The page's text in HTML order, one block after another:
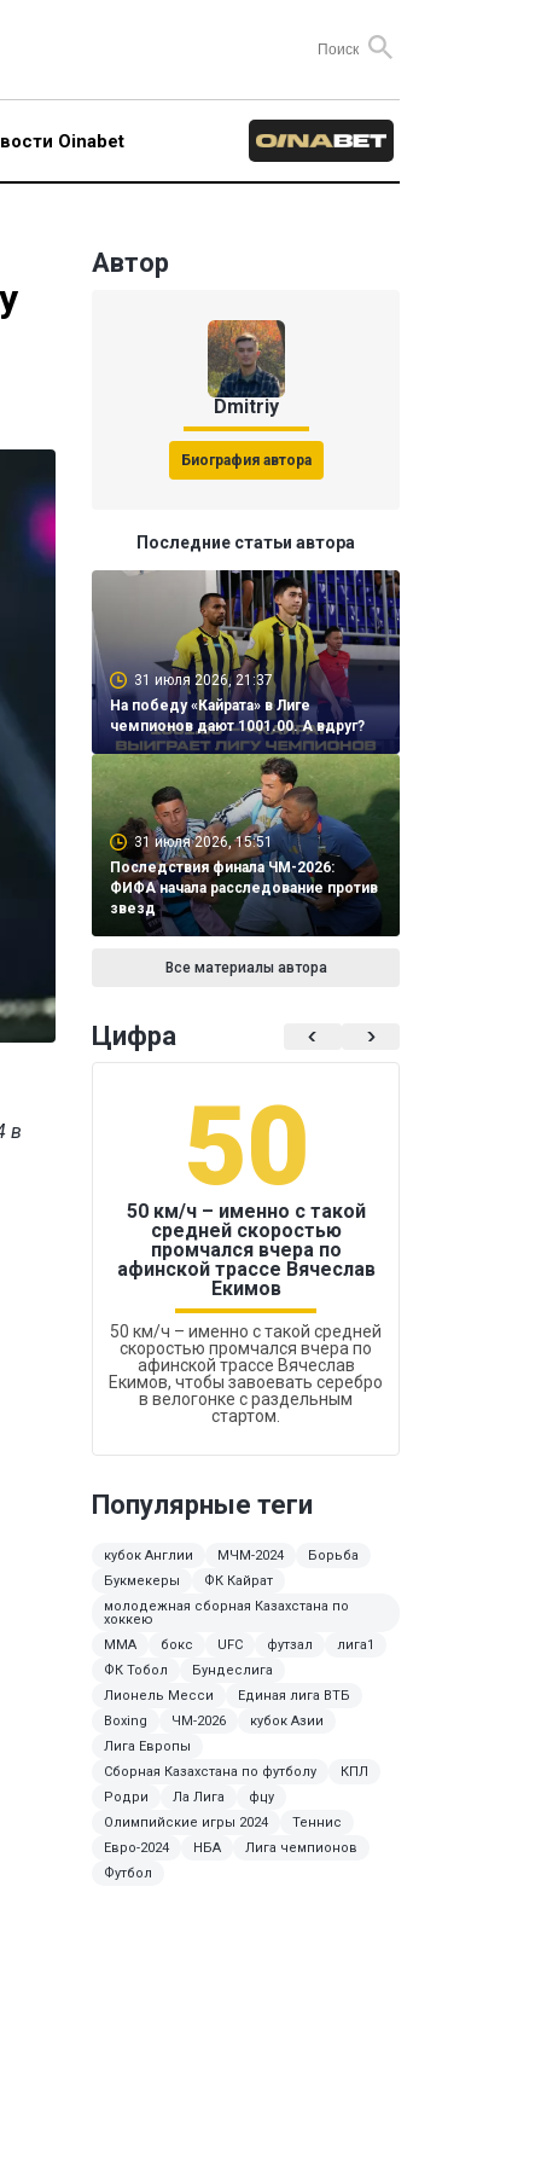
Oinabet
в
Автор
Dmitriy
Биография автора
Последние статьи автора
31 июля 2026, 21:37
На победу «Кайрата» в Лиге
чемпионов дают 1001.00. А вдруг?
31 июля 2026, 15:51
Последствия финала ЧМ-2026:
ФИФА начала расследование против
звезд
Все материалы автора
Цифра
50
50 км/ч – именно с такой
средней скоростью
промчался вчера по
афинской трассе Вячеслав
Екимов
50 км/ч – именно с такой средней
скоростью промчался вчера по
афинской трассе Вячеслав
Екимов, чтобы завоевать серебро
в велогонке с раздельным
стартом.
Популярные теги
кубок Англии МЧМ-2024
Борьба
Букмекеры
ФК Кайрат
молодежная сборная Казахстана по
хоккею
MMA
бокс UFC футзал
лига1
ФК Тобол
Бундеслига
Лионель Месси
Единая лига ВТБ
Boxing
ЧМ-2026
кубок Азии
Лига Европы
Сборная Казахстана по футболу
КПЛ
Родри
Ла Лига
фцу
Олимпийские игры 2024
Теннис
Евро-2024
НБА
Лига чемпионов
Футбол